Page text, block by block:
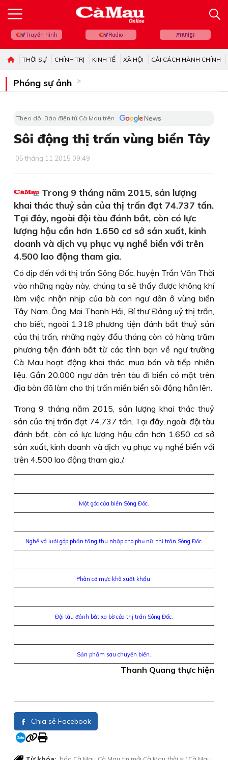
Truyền hình Radio ភាសាខ្មែរ
THỜI SỰ CHÍNH TRỊ KINH TẾ XÃ HỘI CẢI CÁCH HÀNH CHÍNH
Phóng sự ảnh
Theo dõi Báo điện tử Cà Mau trên
Sôi động thị trấn vùng biển Tây
05 tháng 11 2015 09:49
Trong 9 tháng năm 2015, sản lượng
khai thác thuỷ sản của thị trấn đạt 74.737 tấn.
Tại đây, ngoài đội tàu đánh bắt, còn có lực
lượng hậu cần hơn 1.650 cơ sở sản xuất, kinh
doanh và dịch vụ phục vụ nghề biển với trên
4.500 lao động tham gia.
Có dịp đến với thị trấn Sông Ðốc, huyện Trần Văn Thời
vào những ngày này, chúng ta sẽ thấy được không khí
làm việc nhộn nhịp của bà con ngư dân ở vùng biển
Tây Nam. Ông Mai Thanh Hải, Bí thư Ðảng uỷ thị trấn,
cho biết, ngoài 1.318 phương tiện đánh bắt thuỷ sản
của thị trấn, những ngày đầu tháng còn có hàng trăm
phương tiện đánh bắt từ các tỉnh bạn về ngư trường
Cà Mau hoạt động khai thác, mua bán và tiếp nhiên
liệu. Gần 20.000 ngư dân trên tàu đi biển có mặt trên
địa bàn đã làm cho thị trấn miền biển sôi động hẳn lên.
Trong 9 tháng năm 2015, sản lượng khai thác thuỷ
sản của thị trấn đạt 74.737 tấn. Tại đây, ngoài đội tàu
đánh bắt, còn có lực lượng hậu cần hơn 1.650 cơ sở
sản xuất, kinh doanh và dịch vụ phục vụ nghề biển với
trên 4.500 lao động tham gia./.
Một góc cửa biển Sông Đốc.
Nghề vá lưới góp phần tăng thu nhập cho phụ nữ thị trấn Sông Đốc.
Phân cỡ mực khô xuất khẩu.
Đội tàu đánh bắt xa bờ của thị trấn Sông Đốc.
Sản phẩm sau chuyến biển.
Thanh Quang thực hiện
Chia sẻ Facebook